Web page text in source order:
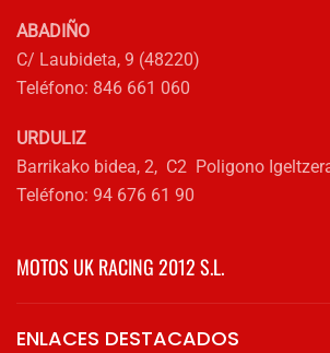
ABADIÑO
C/ Laubideta, 9 (48220)
Teléfono: 846 661 060
URDULIZ
Barrikako bidea, 2, C2 Poligono
Teléfono: 94 676 61 90
MOTOS UK RACING 2012 S.L.
ENLACES DESTACADOS